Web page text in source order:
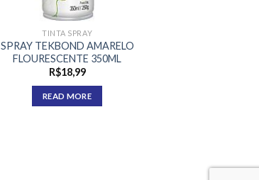
TINTA SPRAY
SPRAY TEKBOND AMARELO
FLOURESCENTE 350ML
R$18,99
READ MORE